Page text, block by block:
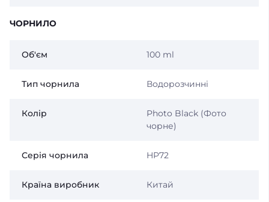
ЧОРНИЛО
Об'єм 100 ml
Тип чорнила Водорозчинні
Колір
Photo Black (Фото
чорне)
Серія чорнила HP72
Країна виробник Китай